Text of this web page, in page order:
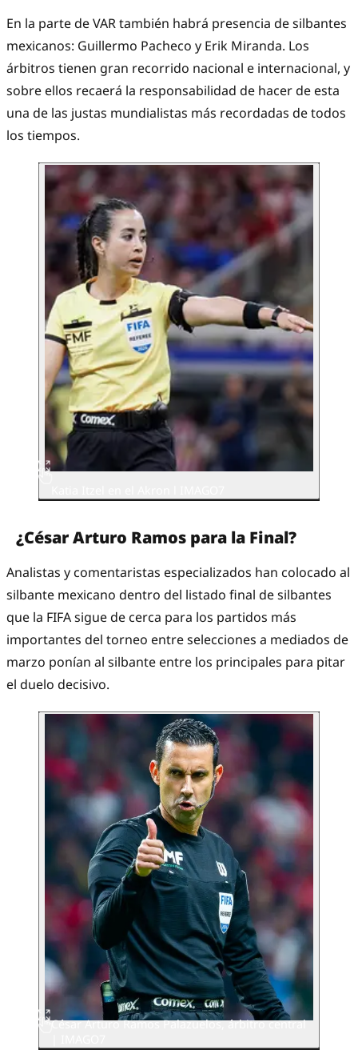
En la parte de VAR también habrá presencia de silbantes
mexicanos: Guillermo Pacheco y Erik Miranda. Los
árbitros tienen gran recorrido nacional e internacional, y
sobre ellos recaerá la responsabilidad de hacer de esta
una de las justas mundialistas más recordadas de todos
los tiempos.
¿César Arturo Ramos para la Final?
Analistas y comentaristas especializados han colocado al
silbante mexicano dentro del listado final de silbantes
que la FIFA sigue de cerca para los partidos más
importantes del torneo entre selecciones a mediados de
marzo ponían al silbante entre los principales para pitar
el duelo decisivo.
César Arturo Ramos Palazuelos, árbitro central